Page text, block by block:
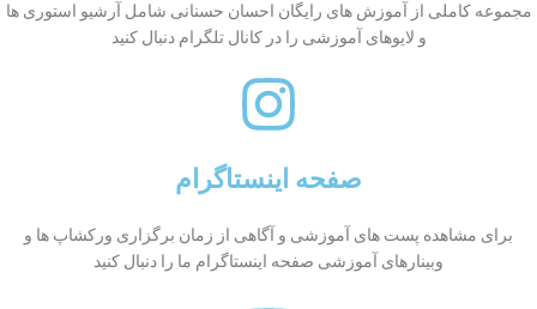
مجموعه کاملی از آموزش های رایگان احسان حسنانی شامل آرشیو استوری ها
و لایوهای آموزشی را در کانال تلگرام دنبال کنید
صفحه اینستاگرام
برای مشاهده پست های آموزشی و آگاهی از زمان برگزاری ورکشاپ ها و
وبینارهای آموزشی صفحه اینستاگرام ما را دنبال کنید